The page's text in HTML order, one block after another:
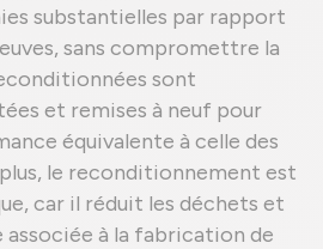
substantielles par rapport
sans compromettre la
sont
et remises à neuf pour
équivalente à celle des
le reconditionnement est
car il réduit les déchets et
à la fabrication de